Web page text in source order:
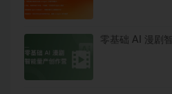
零基础 AI 漫剧